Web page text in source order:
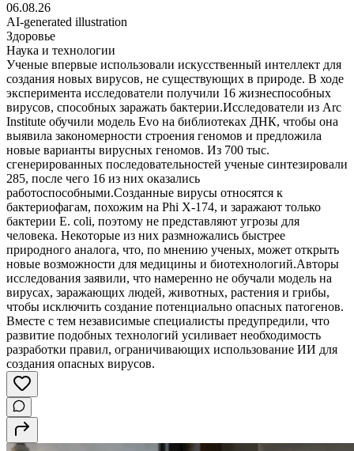
06.08.26
AI-generated illustration
Здоровье
Наука и технологии
Ученые впервые использовали искусственный интеллект для
создания новых вирусов, не существующих в природе. В ходе
эксперимента исследователи получили 16 жизнеспособных
вирусов, способных заражать бактерии.Исследователи из Arc
Institute обучили модель Evo на библиотеках ДНК, чтобы она
выявила закономерности строения геномов и предложила
новые варианты вирусных геномов. Из 700 тыс.
сгенерированных последовательностей ученые синтезировали
285, после чего 16 из них оказались
работоспособными.Созданные вирусы относятся к
бактериофагам, похожим на Phi X-174, и заражают только
бактерии E. coli, поэтому не представляют угрозы для
человека. Некоторые из них размножались быстрее
природного аналога, что, по мнению ученых, может открыть
новые возможности для медицины и биотехнологий.Авторы
исследования заявили, что намеренно не обучали модель на
вирусах, заражающих людей, животных, растения и грибы,
чтобы исключить создание потенциально опасных патогенов.
Вместе с тем независимые специалисты предупредили, что
развитие подобных технологий усиливает необходимость
разработки правил, ограничивающих использование ИИ для
создания опасных вирусов.